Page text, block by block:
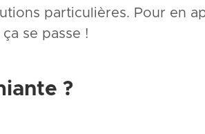
particulières. Pour en
se passe !
?